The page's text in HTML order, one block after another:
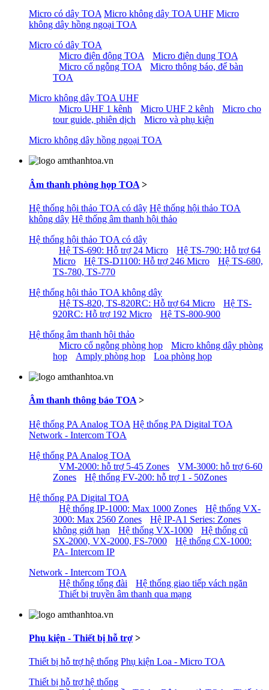
Micro có dây TOA Micro không dây TOA UHF Micro
không dây hồng ngoại TOA
Micro có dây TOA
Micro điện động TOA
Micro điện dung TOA
Micro cổ ngỗng TOA
Micro thông báo, để bàn
TOA
Micro không dây TOA UHF
Micro UHF 1 kênh
Micro UHF 2 kênh
Micro cho
tour guide, phiên dịch
Micro và phụ kiện
Micro không dây hồng ngoại TOA
Âm thanh phòng họp TOA >
Hệ thống hội thảo TOA có dây Hệ thống hội thảo TOA
không dây Hệ thống âm thanh hội thảo
Hệ thống hội thảo TOA có dây
Hệ TS-690: Hỗ trợ 24 Micro
Hệ TS-790: Hỗ trợ 64
Micro
Hệ TS-D1100: Hỗ trợ 246 Micro
Hệ TS-680,
TS-780, TS-770
Hệ thống hội thảo TOA không dây
Hệ TS-820, TS-820RC: Hỗ trợ 64 Micro
Hệ TS-
920RC: Hỗ trợ 192 Micro
Hệ TS-800-900
Hệ thống âm thanh hội thảo
Micro cổ ngỗng phòng họp
Micro không dây phòng
họp
Amply phòng họp Loa phòng họp
Âm thanh thông báo TOA >
Hệ thống PA Analog TOA Hệ thống PA Digital TOA
Network - Intercom TOA
Hệ thống PA Analog TOA
VM-2000: hỗ trợ 5-45 Zones
VM-3000: hỗ trợ 6-60
Zones
Hệ thống FV-200: hỗ trợ 1 - 50Zones
Hệ thống PA Digital TOA
Hệ thống IP-1000: Max 1000 Zones
Hệ thống VX-
3000: Max 2560 Zones
Hệ IP-A1 Series: Zones
không giới hạn
Hệ thống VX-1000
Hệ thống cũ
SX-2000, VX-2000, FS-7000
Hệ thống CX-1000:
PA- Intercom IP
Network - Intercom TOA
Hệ thống tổng đài
Hệ thống giao tiếp vách ngăn
Thiết bị truyền âm thanh qua mạng
Phụ kiện - Thiết bị hỗ trợ >
Thiết bị hỗ trợ hệ thống Phụ kiện Loa - Micro TOA
Thiết bị hỗ trợ hệ thống